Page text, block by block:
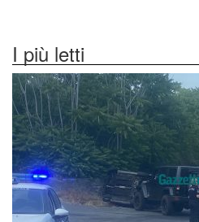
I più letti